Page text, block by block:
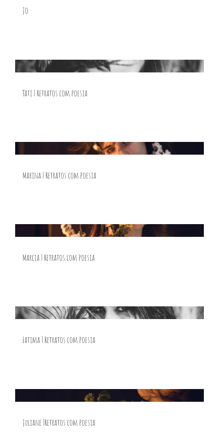
Jo
Tati | Retratos com Poesia
Marina | Retratos com Poesia
Marcia | Retratos com Poesia
Fatima | Retratos com Poesia
Juliane |Retratos com Poesia